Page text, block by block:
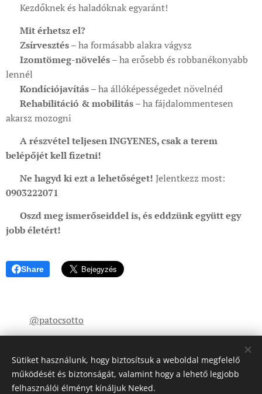
🔹 Kezdőknek és haladóknak egyaránt!
Mit érhetsz el?
Zsírvesztés– ha formásabb alakra vágysz
Izomtömeg-növelés– ha erősebb és robbanékonyabb
lennél
Kondíciójavítás– ha állóképességedet növelnéd
Rehabilitáció & mobilitás– ha fájdalommentesen
akarsz mozogni
💰 A részvétel teljesen INGYENES, csak a terem
belépőjét kell fizetni!
Ne hagyd ki ezt a lehetőséget! Jelentkezz most:
0903222071
Oszd meg ismerőseiddel is, és eddzünk együtt egy
jobb életért!
Share
@patocsotto
Sütiket használunk, hogy biztosítsuk a weboldal megfelelő
működését és biztonságát, valamint hogy a lehető legjobb
felhasználói élményt kínáljuk Neked.